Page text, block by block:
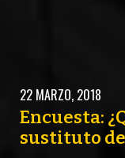
22 MARZO, 2018
Encuesta:
sustituto